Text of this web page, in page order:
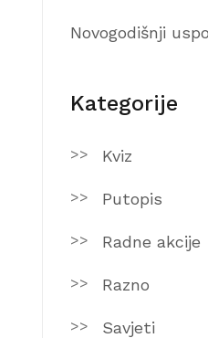
Novogodišnji
Kategorije
Kviz
Putopis
Radne akcije
Razno
Savjeti